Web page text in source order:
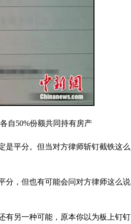
自50%份额共同持有房产
是平分。但当对方律师斩钉截铁这么
分，但也有可能会问对方律师这么说
有另一种可能，原本你以为板上钉钉